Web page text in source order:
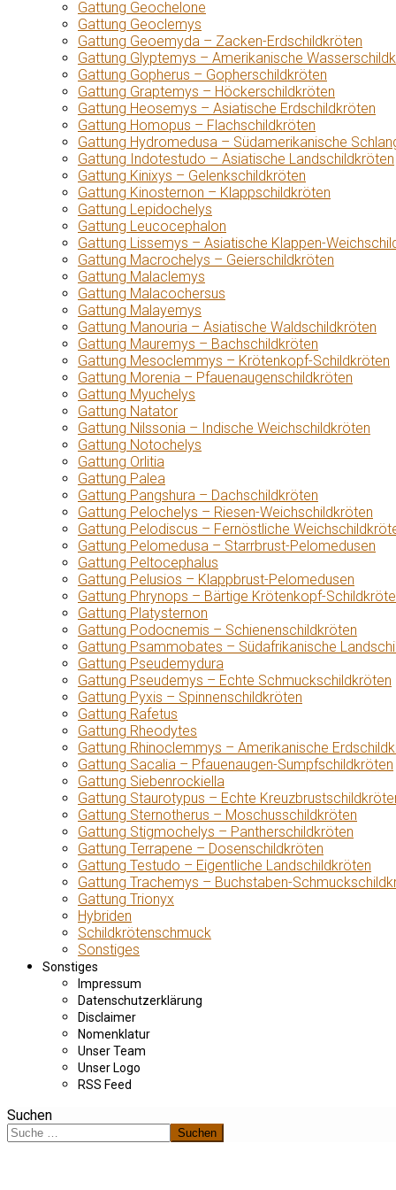
Gattung Geochelone
Gattung Geoclemys
Gattung Geoemyda – Zacken-Erdschildkröten
Gattung Glyptemys – Amerikanische
Gattung Gopherus – Gopherschildkröten
Gattung Graptemys – Höckerschildkröten
Gattung Heosemys – Asiatische Erdschildkröten
Gattung Homopus – Flachschildkröten
Gattung Hydromedusa – Südamerikanische
Gattung Indotestudo – Asiatische Landschildkröten
Gattung Kinixys – Gelenkschildkröten
Gattung Kinosternon – Klappschildkröten
Gattung Lepidochelys
Gattung Leucocephalon
Gattung Lissemys – Asiatische Klappen-
Gattung Macrochelys – Geierschildkröten
Gattung Malaclemys
Gattung Malacochersus
Gattung Malayemys
Gattung Manouria – Asiatische Waldschildkröten
Gattung Mauremys – Bachschildkröten
Gattung Mesoclemmys – Krötenkopf-Schildkröten
Gattung Morenia – Pfauenaugenschildkröten
Gattung Myuchelys
Gattung Natator
Gattung Nilssonia – Indische Weichschildkröten
Gattung Notochelys
Gattung Orlitia
Gattung Palea
Gattung Pangshura – Dachschildkröten
Gattung Pelochelys – Riesen-Weichschildkröten
Gattung Pelodiscus – Fernöstliche
Gattung Pelomedusa – Starrbrust-Pelomedusen
Gattung Peltocephalus
Gattung Pelusios – Klappbrust-Pelomedusen
Gattung Phrynops – Bärtige Krötenkopf-
Gattung Platysternon
Gattung Podocnemis – Schienenschildkröten
Gattung Psammobates – Südafrikanische
Gattung Pseudemydura
Gattung Pseudemys – Echte Schmuckschildkröten
Gattung Pyxis – Spinnenschildkröten
Gattung Rafetus
Gattung Rheodytes
Gattung Rhinoclemmys – Amerikanische
Gattung Sacalia – Pfauenaugen-Sumpfschildkröten
Gattung Siebenrockiella
Gattung Staurotypus – Echte
Gattung Sternotherus – Moschusschildkröten
Gattung Stigmochelys – Pantherschildkröten
Gattung Terrapene – Dosenschildkröten
Gattung Testudo – Eigentliche Landschildkröten
Gattung Trachemys – Buchstaben-
Gattung Trionyx
Hybriden
Schildkrötenschmuck
Sonstiges
Sonstiges
Impressum
Datenschutzerklärung
Disclaimer
Nomenklatur
Unser Team
Unser Logo
RSS Feed
Suchen
Suchen